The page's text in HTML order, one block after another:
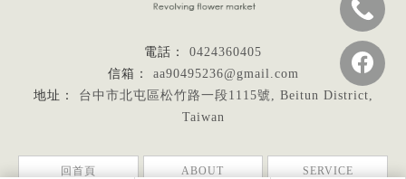
0424360405
aa90495236@gmail.com
台中市北屯區松竹路一段1115號, Beitun District,
Taiwan
回首頁 ABOUT SERVICE